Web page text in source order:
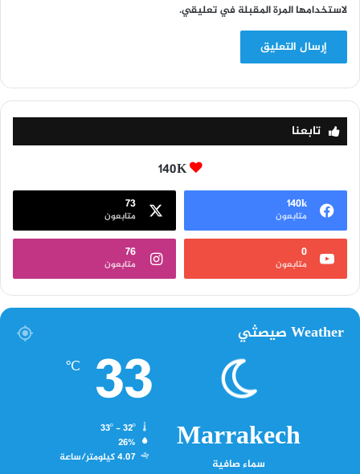
لاستخدامها المرة المقبلة في تعليقي.
تابعنا
140K
140k
متابعون
73
متابعون
0
متابعون
76
متابعون
Weather صيصثي
Marrakech
سماء صافية
33
℃
26%
4.07 كيلومتر/ساعة